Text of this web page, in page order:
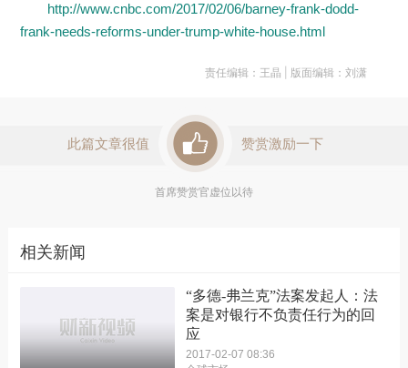
http://www.cnbc.com/2017/02/06/barney-frank-dodd-
frank-needs-reforms-under-trump-white-house.html
责任编辑：王晶 | 版面编辑：刘潇
此篇文章很值 赞赏激励一下
首席赞赏官虚位以待
相关新闻
“多德-弗兰克”法案发起人：法
案是对银行不负责任行为的回
应
2017-02-07 08:36